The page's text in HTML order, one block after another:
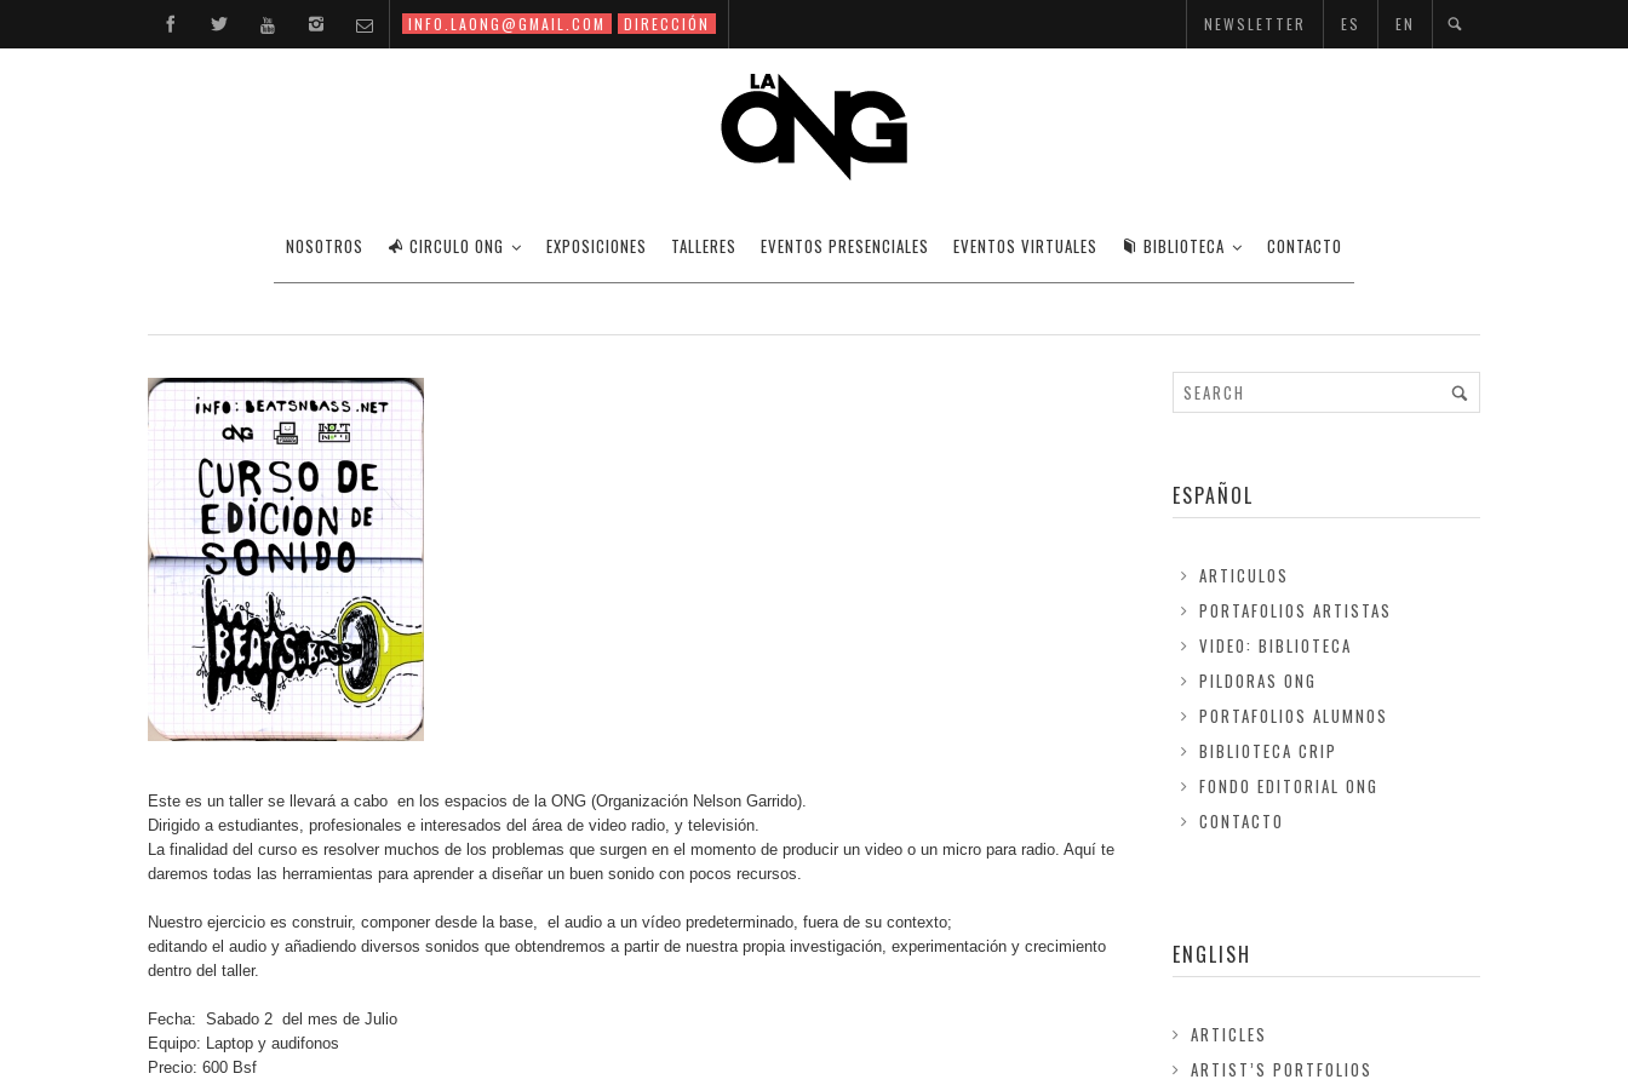
INFO.LAONG@GMAIL.COM DIRECCIÓN NEWSLETTER ES EN
NOSOTROS CIRCULO ONG EXPOSICIONES TALLERES EVENTOS PRESENCIALES EVENTOS VIRTUALES BIBLIOTECA CONTACTO
CURSO DE EDICIÓN DE AUDIO
13/06/2011 NOTICIAS · SIN CATEGORÍA OFF
Este es un taller se llevará a cabo en los espacios de la ONG (Organización Nelson Garrido).
Dirigido a estudiantes, profesionales e interesados del área de video radio, y televisión.
La finalidad del curso es resolver muchos de los problemas que surgen en el momento de producir un video o un micro para radio. Aquí te
daremos todas las herramientas para aprender a diseñar un buen sonido con pocos recursos.
Nuestro ejercicio es construir, componer desde la base, el audio a un vídeo predeterminado, fuera de su contexto;
editando el audio y añadiendo diversos sonidos que obtendremos a partir de nuestra propia investigación, experimentación y crecimiento
dentro del taller.
Fecha: Sabado 2 del mes de Julio
Equipo: Laptop y audifonos
Precio: 600 Bsf
ESPAÑOL
ARTICULOS
PORTAFOLIOS ARTISTAS
VIDEO: BIBLIOTECA
PILDORAS ONG
PORTAFOLIOS ALUMNOS
BIBLIOTECA CRIP
FONDO EDITORIAL ONG
CONTACTO
ENGLISH
ARTICLES
ARTIST’S PORTFOLIOS